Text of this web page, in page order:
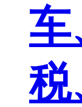
车
税